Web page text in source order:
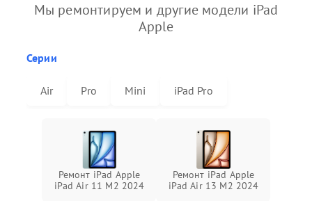
Мы ремонтируем и другие модели iPad
Apple
Серии
Air Pro Mini iPad Pro
Ремонт iPad Apple
iPad Air 11 M2 2024
Ремонт iPad Apple
iPad Air 13 M2 2024